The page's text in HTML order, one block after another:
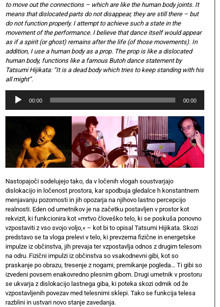
to move out the connections – which are like the human body joints. It
means that dislocated parts do not disappear, they are still there – but
do not function properly. I attempt to achieve such a state in the
movement of the performance. I believe that dance itself would appear
as if a spirit (or ghost) remains after the life (of those movements). In
addition, I use a human body as a prop. The prop is like a dislocated
human body, functions like a famous Butoh dance statement by
Tatsumi Hijikata: “It is a dead body which tries to keep standing with his
all might”.
Audio
Player
00:00 00:00
Nastopajoči sodelujejo tako, da v ločenih vlogah soustvarjajo
dislokacijo in ločenost prostora, kar spodbuja gledalce h konstantnem
menjavanju pozornosti in jih opozarja na njihovo lastno percepcijo
realnosti. Eden od umetnikov je na začetku postavljen v prostor kot
rekvizit, ki funkcionira kot »mrtvo človeško telo, ki se poskuša ponovno
vzpostaviti z vso svojo voljo,« – kot bi to opisal Tatsumi Hijikata. Skozi
predstavo se ta vloga prelevi v telo, ki prevzema fizične in energetske
impulze iz občinstva, jih prevaja ter vzpostavlja odnos z drugim telesom
na odru. Fizični impulzi iz občinstva so vsakodnevni gibi, kot so
praskanje po obrazu, tresenje z nogami, premikanje pogleda… Ti gibi so
izvedeni povsem enakovredno plesnim gibom. Drugi umetnik v prostoru
se ukvarja z dislokacijo lastnega giba, ki poteka skozi odmik od že
vzpostavljenih povezav med telesnimi sklepi. Tako se funkcija telesa
razblini in ustvari novo stanje zavedanja.